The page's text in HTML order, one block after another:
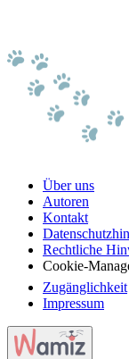
Über uns
Autoren
Kontakt
Rechtliche
Cookie-
Zugänglichkeit
Impressum